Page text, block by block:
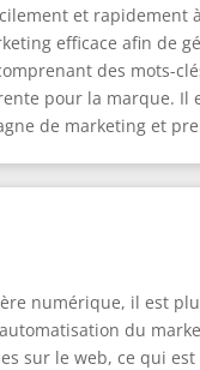
et rapidement
efficace afin de
des mots-
pour la marque.
de marketing et
numérique, il est
du
sur le web, ce qui